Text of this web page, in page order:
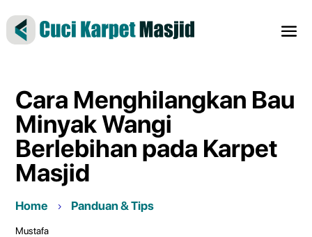
Cara Menghilangkan Bau
Minyak Wangi
Berlebihan pada Karpet
Masjid
Home Panduan & Tips
Mustafa